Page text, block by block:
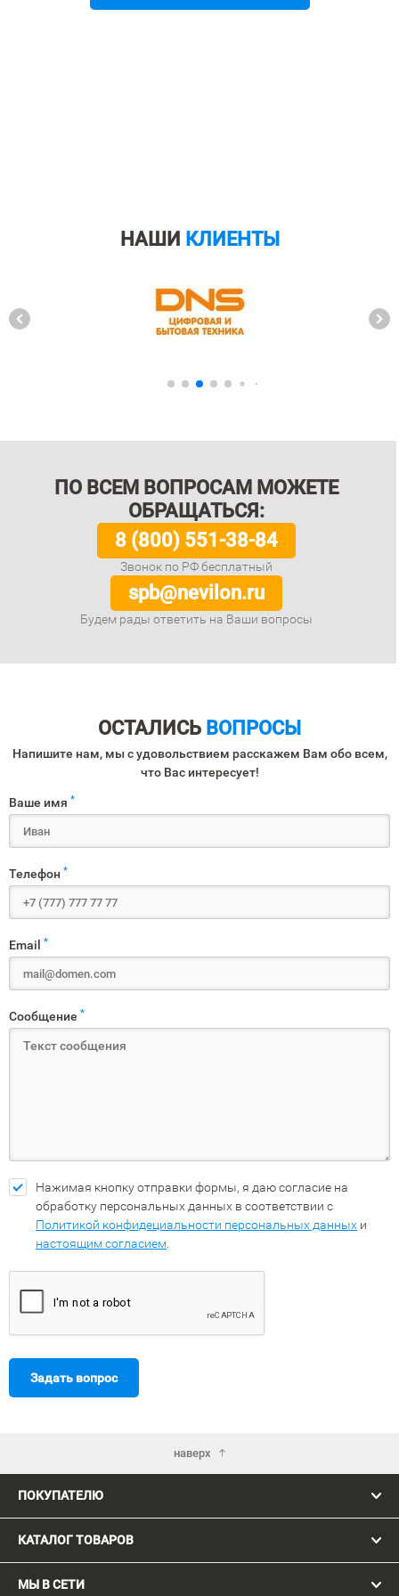
НАШИ КЛИЕНТЫ
ПО ВСЕМ ВОПРОСАМ МОЖЕТЕ
ОБРАЩАТЬСЯ:
8 (800) 551-38-84
Звонок по РФ бесплатный
spb@nevilon.ru
Будем рады ответить на Ваши вопросы
ОСТАЛИСЬ ВОПРОСЫ
Напишите нам, мы с удовольствием расскажем Вам обо всем,
что Вас интересует!
Ваше имя *
Телефон *
Email *
Сообщение *
Нажимая кнопку отправки формы, я даю согласие на
обработку персональных данных в соответствии с
Политикой конфидециальности персональных данных и
настоящим согласием
Задать вопрос
наверх
ПОКУПАТЕЛЮ
КАТАЛОГ ТОВАРОВ
МЫ В СЕТИ